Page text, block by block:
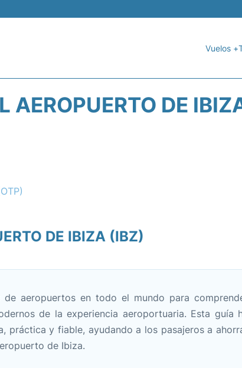
Vuelos +
AEROPUERTO DE
DE IBIZA (IBZ)
de aeropuertos en todo el mundo para
de la experiencia aeroportuaria. Esta guía
práctica y fiable, ayudando a los pasajeros a
de Ibiza.